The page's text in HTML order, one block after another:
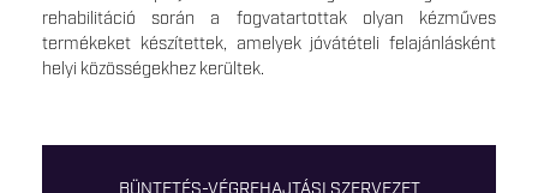
rehabilitáció során a fogvatartottak olyan kézműves
termékeket készítettek, amelyek jóvátételi felajánlásként
helyi közösségekhez kerültek.